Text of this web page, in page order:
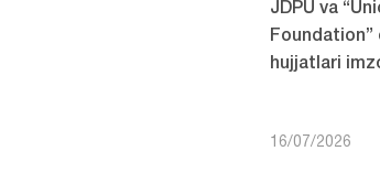
JDPU va
Foundation”
hujjatlari
16/07/2026